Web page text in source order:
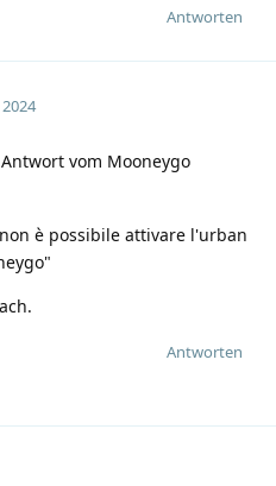
Antworten
vom Mooneygo
è possibile attivare l'urban
Antworten